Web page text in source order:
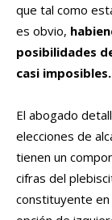
que tal como
es obvio,
posibilidades
casi imposibles.
El abogado
elecciones de
tienen un
cifras del
constituyente en